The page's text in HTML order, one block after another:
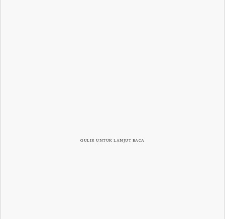
GULIR UNTUK LANJUT BACA